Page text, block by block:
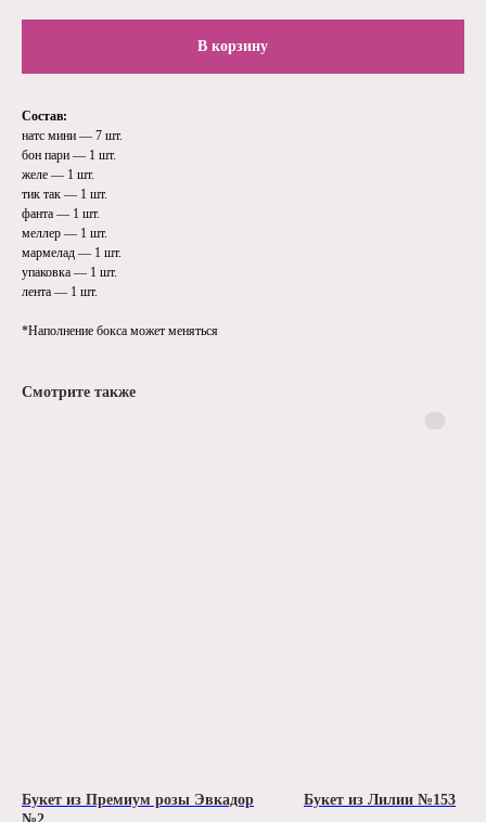
В корзину
Состав:
натс мини — 7 шт.
бон пари — 1 шт.
желе — 1 шт.
тик так — 1 шт.
фанта — 1 шт.
меллер — 1 шт.
мармелад — 1 шт.
упаковка — 1 шт.
лента — 1 шт.
*Наполнение бокса может меняться
Смотрите также
Букет из Премиум розы Эвкадор
Букет из Лилии №153